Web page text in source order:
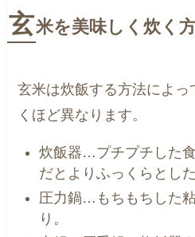
玄米を美味しく炊く
玄米は炊飯する方法によ
くほど異なります。
炊飯器…プチプチした
だとよりふっくらとし
圧力鍋…もちもちした
り。